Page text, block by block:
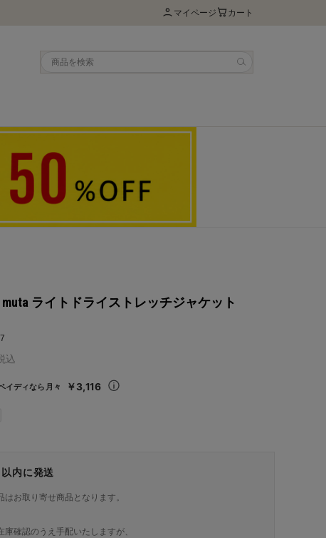
マイページ カート
muta ライトドライストレッチジャケット
込
イディなら月々 ￥3,116
内に発送
はお取り寄せ商品となります。
庫確認のうえ手配いたしますが、